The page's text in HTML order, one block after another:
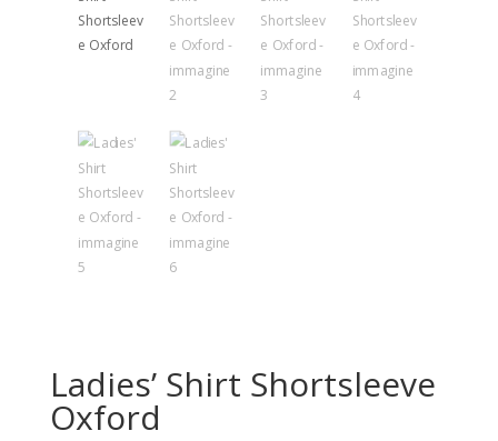
Ladies’ Shirt Shortsleeve
Oxford